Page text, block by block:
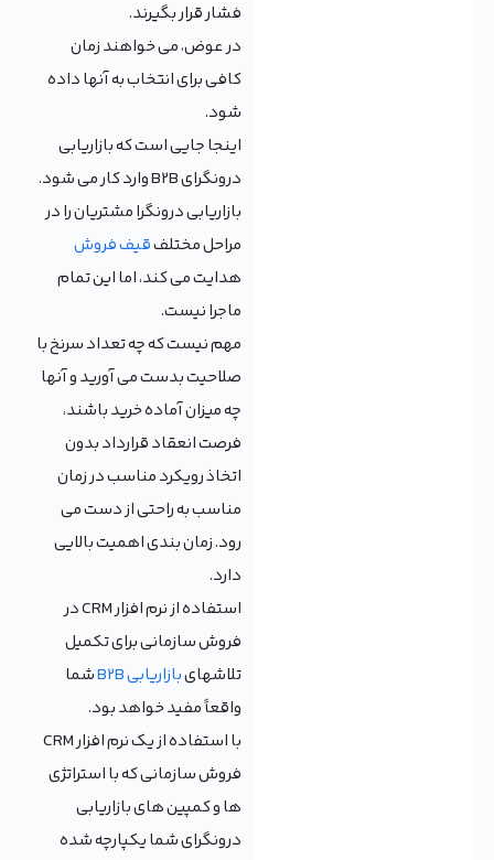
فشار قرار بگیرند.
در عوض، می خواهند زمان
کافی برای انتخاب به آنها داده
شود.
اینجا جایی است که بازاریابی
درونگرای B2B وارد کار می شود.
بازاریابی درونگرا مشتریان را در
مراحل مختلفقیف فروش
هدایت می کند، اما این تمام
ماجرا نیست.
مهم نیست که چه تعداد سرنخ با
صلاحیت بدست می آورید و آنها
چه میزان آماده خرید باشند،
فرصت انعقاد قرارداد بدون
اتخاذ رویکرد مناسب در زمان
مناسب به راحتی از دست می
رود. زمان بندی اهمیت بالایی
دارد.
استفاده از نرم افزار CRM در
فروش سازمانی برای تکمیل
تلاشهایبازاریابی B2B
شما
واقعاً مفید خواهد بود.
با استفاده از یک نرم افزار CRM
فروش سازمانی که با استراتژی
ها و کمپین های بازاریابی
درونگرای شما یکپارچه شده